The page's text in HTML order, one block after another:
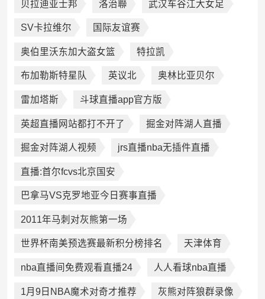
贝拉迪亚士邦 洛治聯 武汉车谷江大女足
SV卡拉维尔 国际友谊赛
奥伯里沃东加大盗女篮 特拉凯
布加勒斯特星队 英议北 奥林比亚贝尔
雷加塔斯 斗球直播app官方版
英超直播网站都打不开了 掘金对阵湖人直播
掘金对阵湖人视频 jrs直播nba无插件直播
直播:首尔fcvs北京国安
巴拿马VS克罗地亚今日赛事直播
2011年马刺对灰熊第一场
世界杯南美预选赛最新积分榜排名 天津体育
nba直播间免费观看直播24 人人看球nba直播
1月9日NBA魔术对奇才推荐 灰熊对阵狼群录像